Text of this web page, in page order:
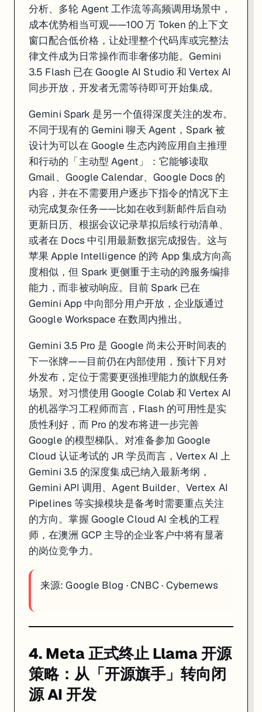
分析、多轮 Agent 工作流等高频调用场景中，
成本优势相当可观——100 万 Token 的上下文
窗口配合低价格，让处理整个代码库或完整法
律文件成为日常操作而非奢侈功能。Gemini
3.5 Flash 已在 Google AI Studio 和 Vertex AI
同步开放，开发者无需等待即可开始集成。
Gemini Spark 是另一个值得深度关注的发布。
不同于现有的 Gemini 聊天 Agent，Spark 被
设计为可以在 Google 生态内跨应用自主推理
和行动的「主动型 Agent」：它能够读取
Gmail、Google Calendar、Google Docs 的
内容，并在不需要用户逐步下指令的情况下主
动完成复杂任务——比如在收到新邮件后自动
更新日历、根据会议记录草拟后续行动清单、
或者在 Docs 中引用最新数据完成报告。这与
苹果 Apple Intelligence 的跨 App 集成方向高
度相似，但 Spark 更侧重于主动的跨服务编排
能力，而非被动响应。目前 Spark 已在
Gemini App 中向部分用户开放，企业版通过
Google Workspace 在数周内推出。
Gemini 3.5 Pro 是 Google 尚未公开时间表的
下一张牌——目前仍在内部使用，预计下月对
外发布，定位于需要更强推理能力的旗舰任务
场景。对习惯使用 Google Colab 和 Vertex AI
的机器学习工程师而言，Flash 的可用性是实
质性利好，而 Pro 的发布将进一步完善
Google 的模型梯队。对准备参加 Google
Cloud 认证考试的 JR 学员而言，Vertex AI 上
Gemini 3.5 的深度集成已纳入最新考纲，
Gemini API 调用、Agent Builder、Vertex AI
Pipelines 等实操模块是备考时需要重点关注
的方向。掌握 Google Cloud AI 全栈的工程
师，在澳洲 GCP 主导的企业客户中将有显著
的岗位竞争力。
来源:Google Blog ·CNBC · Cybernews
4. Meta 正式终止 Llama 开源
策略：从「开源旗手」转向闭
源 AI 开发